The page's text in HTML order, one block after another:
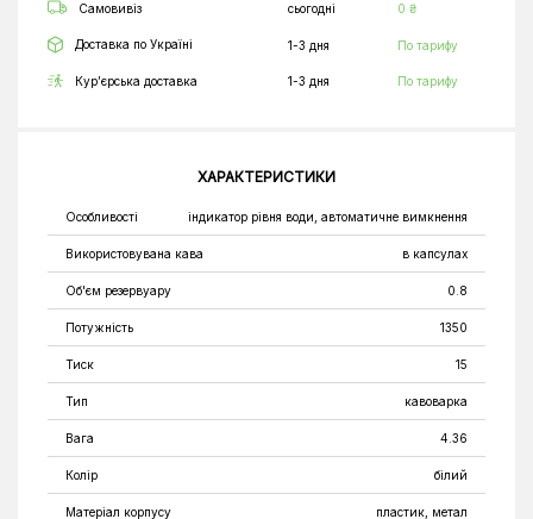
Самовивіз сьогодні 0 ₴
Доставка по Україні 1-3 дня По тарифу
Кур’єрська доставка 1-3 дня По тарифу
ХАРАКТЕРИСТИКИ
Особливості індикатор рівня води, автоматичне вимкнення
Використовувана кава в капсулах
Об'єм резервуару 0.8
Потужність 1350
Тиск 15
Тип кавоварка
Вага 4.36
Колір білий
Матеріал корпусу пластик, метал